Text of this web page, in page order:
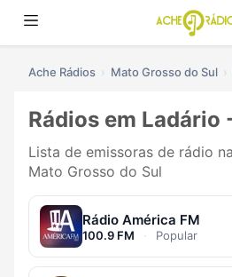
Ache Rádios Mato Grosso do Sul
Rádios em Ladário
Lista de emissoras de rádio
Mato Grosso do Sul
Rádio América FM
100.9 FM · Popular